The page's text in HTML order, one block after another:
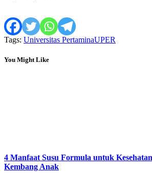
Tags: Universitas PertaminaUPER
You Might Like
4 Manfaat Susu Formula untuk
Kembang Anak